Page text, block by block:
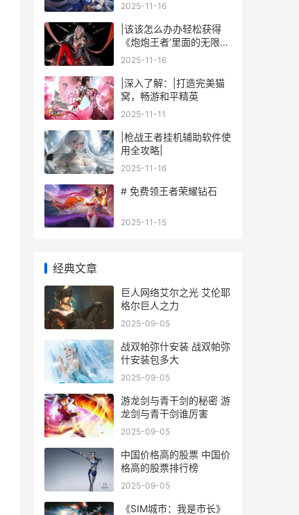
2025-11-16
|该该怎么办办轻松获得
《炮炮王者’里面的无限金
币和星星|
2025-11-16
|深入了解：|打造完美猫
窝，畅游和平精英
2025-11-11
|枪战王者挂机辅助软件使
用全攻略|
2025-11-16
# 免费领王者荣耀钻石
2025-11-15
经典文章
巨人网络艾尔之光 艾伦耶
格尔巨人之力
2025-09-05
战双帕弥什安装 战双帕弥
什安装包多大
2025-09-05
游龙剑与青干剑的秘密 游
龙剑与青干剑谁厉害
2025-09-05
中国价格高的股票 中国价
格高的股票排行榜
2025-09-05
《SIM城市：我是市长》